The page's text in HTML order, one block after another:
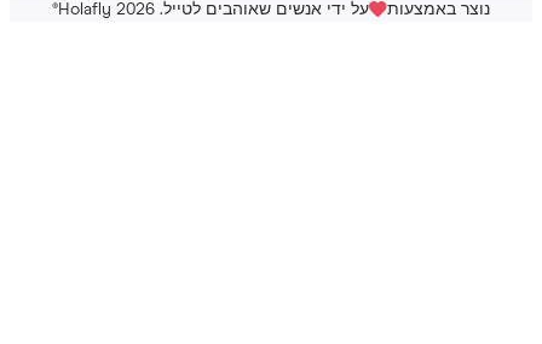
נוצר באמצעות על ידי אנשים שאוהבים לטייל. Holafly 2026 ®